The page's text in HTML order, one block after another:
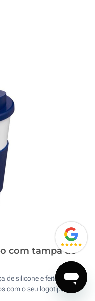
com tampa de
de silicone e feitos de
com o seu logotipo e